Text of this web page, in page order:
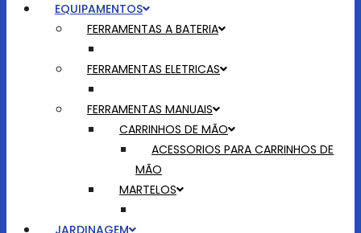
EQUIPAMENTOS
FERRAMENTAS A BATERIA
FERRAMENTAS ELETRICAS
FERRAMENTAS MANUAIS
CARRINHOS DE MÃO
ACESSORIOS PARA CARRINHOS DE
MÃO
MARTELOS
JARDINAGEM